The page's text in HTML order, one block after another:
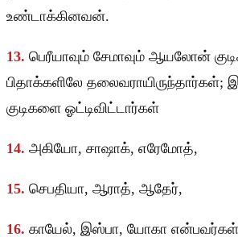
உண்டாக்கினவன்.
13. பெரீயாவும் சேமாவும் ஆயலோன்
பிதாக்களிலே
குடிகளை ஓட்டிவிட்டார்கள்
14. அகியோ, சாஷாக், எரேமோத்,
15. செபதியா, ஆராத், ஆதேர்,
16. காயேல், இஸ்பா, யோகா என்பவர்கள்